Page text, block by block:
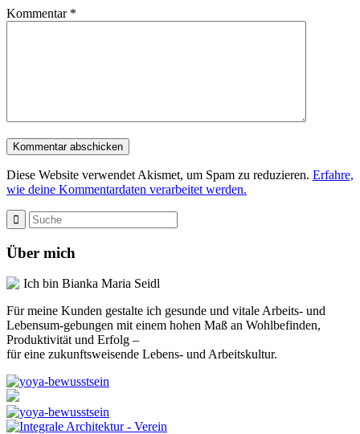
Kommentar *
Diese Website verwendet Akismet, um Spam zu reduzieren. Erfahre,
wie deine Kommentardaten verarbeitet werden.
Über mich
Ich bin Bianka Maria Seidl
Für meine Kunden gestalte ich gesunde und vitale Arbeits- und
Lebensum-gebungen mit einem hohen Maß an Wohlbefinden,
Produktivität und Erfolg –
für eine zukunftsweisende Lebens- und Arbeitskultur.